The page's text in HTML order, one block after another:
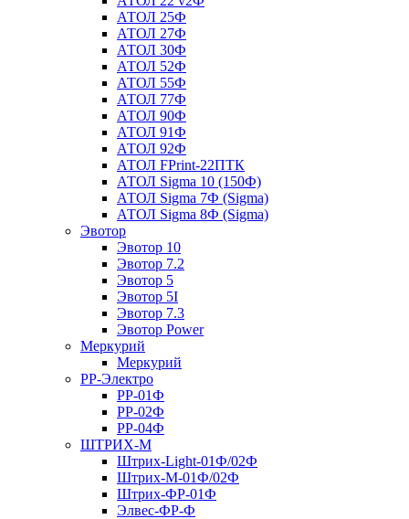
АТОЛ 25Ф
АТОЛ 27Ф
АТОЛ 30Ф
АТОЛ 52Ф
АТОЛ 55Ф
АТОЛ 77Ф
АТОЛ 90Ф
АТОЛ 91Ф
АТОЛ 92Ф
АТОЛ FPrint-22ПТК
АТОЛ Sigma 10 (150Ф)
АТОЛ Sigma 7Ф (Sigma)
АТОЛ Sigma 8Ф (Sigma)
Эвотор
Эвотор 10
Эвотор 7.2
Эвотор 5
Эвотор 5I
Эвотор 7.3
Эвотор Power
Меркурий
Меркурий
РР-Электро
РР-01Ф
РР-02Ф
РР-04Ф
ШТРИХ-М
Штрих-Light-01Ф/02Ф
Штрих-М-01Ф/02Ф
Штрих-ФР-01Ф
Элвес-ФР-Ф